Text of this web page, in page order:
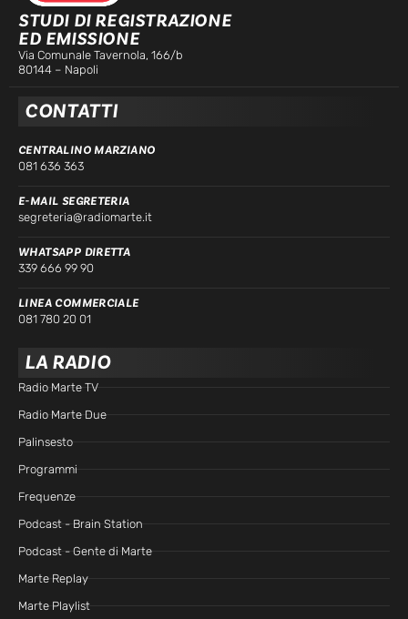
STUDI DI REGISTRAZIONE
ED EMISSIONE
Via Comunale Tavernola, 166/b
80144 – Napoli
CONTATTI
CENTRALINO MARZIANO
081 636 363
E-MAIL SEGRETERIA
segreteria@radiomarte.it
WHATSAPP DIRETTA
339 666 99 90
LINEA COMMERCIALE
081 780 20 01
LA RADIO
Radio Marte TV
Radio Marte Due
Palinsesto
Programmi
Frequenze
Podcast - Brain Station
Podcast - Gente di Marte
Marte Replay
Marte Playlist